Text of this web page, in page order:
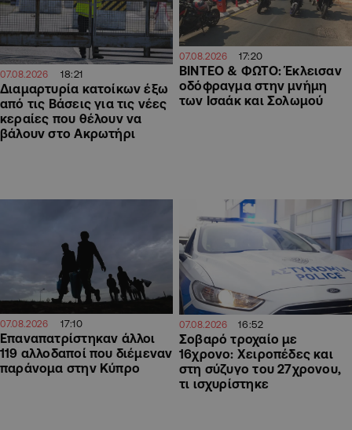
07.08.2026 18:21
Διαμαρτυρία κατοίκων έξω
από τις Βάσεις για τις νέες
κεραίες που θέλουν να
βάλουν στο Ακρωτήρι
07.08.2026 17:20
ΒΙΝΤΕΟ & ΦΩΤΟ: Έκλεισαν
οδόφραγμα στην μνήμη
των Ισαάκ και Σολωμού
07.08.2026 17:10
Επαναπατρίστηκαν άλλοι
119 αλλοδαποί που διέμεναν
παράνομα στην Κύπρο
07.08.2026 16:52
Σοβαρό τροχαίο με
16χρονο: Χειροπέδες και
στη σύζυγο του 27χρονου,
τι ισχυρίστηκε